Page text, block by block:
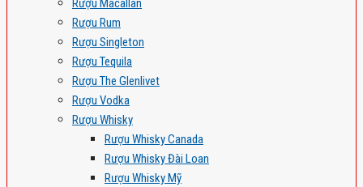
Rượu Macallan
Rượu Rum
Rượu Singleton
Rượu Tequila
Rượu The Glenlivet
Rượu Vodka
Rượu Whisky
Rượu Whisky Canada
Rượu Whisky Đài Loan
Rượu Whisky Mỹ